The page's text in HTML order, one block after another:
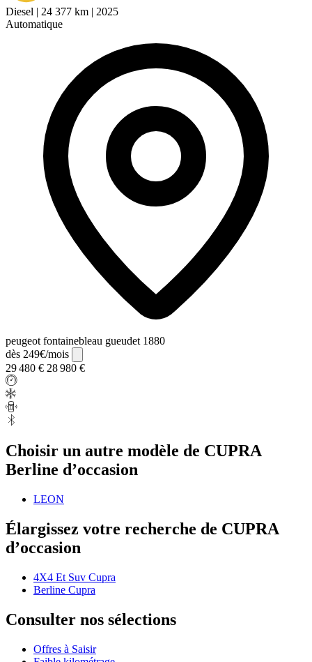
Diesel | 24 377 km | 2025
Automatique
peugeot fontainebleau gueudet 1880
dès 249€/mois
29 480 € 28 980 €
Choisir un autre modèle de CUPRA
Berline d’occasion
LEON
Élargissez votre recherche de CUPRA
d’occasion
4X4 Et Suv Cupra
Berline Cupra
Consulter nos sélections
Offres à Saisir